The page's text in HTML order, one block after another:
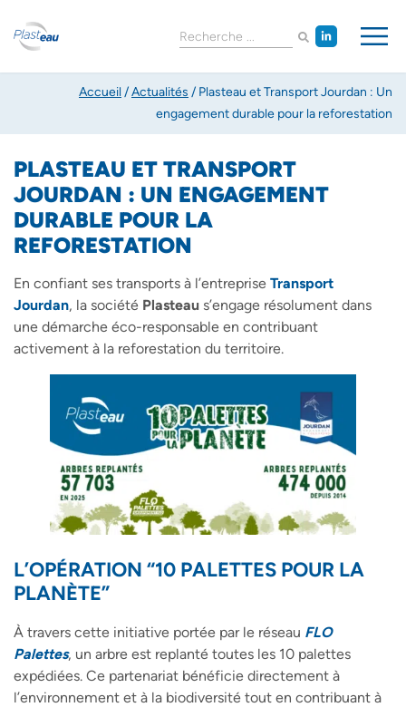
Accueil /Actualités / Plasteau et Transport Jourdan : Un
engagement durable pour la reforestation
PLASTEAU ET TRANSPORT
JOURDAN : UN ENGAGEMENT
DURABLE POUR LA
REFORESTATION
En confiant ses transports à l’entreprise Transport
Jourdan, la société Plasteau s’engage résolument dans
une démarche éco-responsable en contribuant
activement à la reforestation du territoire.
L’OPÉRATION “10 PALETTES POUR LA
PLANÈTE”
À travers cette initiative portée par le réseau FLO
Palettes, un arbre est replanté toutes les 10 palettes
expédiées. Ce partenariat bénéficie directement à
l’environnement et à la biodiversité tout en contribuant à